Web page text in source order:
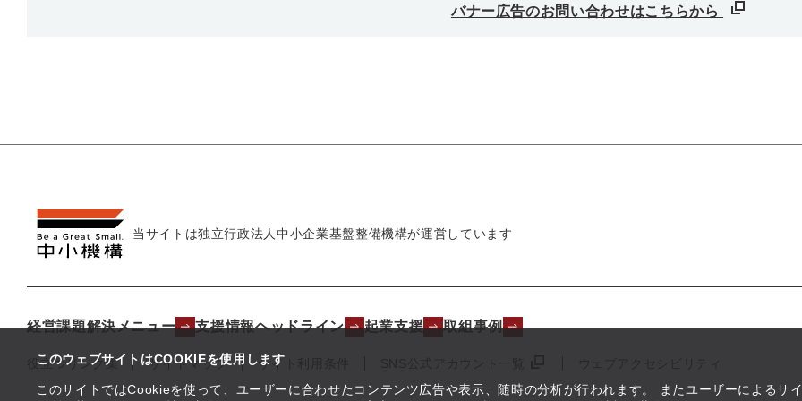
このウェブサイトはCOOKIEを使用します
このサイトではCookieを使って、ユーザーに合わせたコンテンツ広告や表示、随時の分析が行われます。 またユーザーによるサ
バナー広告のお問い合わせはこちらから
当サイトは独立行政法人中小企業基盤整備機構が運営しています
経営課題解決メニュー 支援情報ヘッドライン 起業支援 取組事例
役立つリンク集 サイトマップ サイト利用条件